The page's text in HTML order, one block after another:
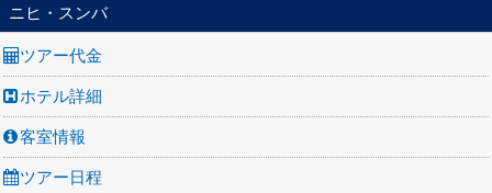
ニヒ・スンバ
ツアー代金
ホテル詳細
客室情報
ツアー日程